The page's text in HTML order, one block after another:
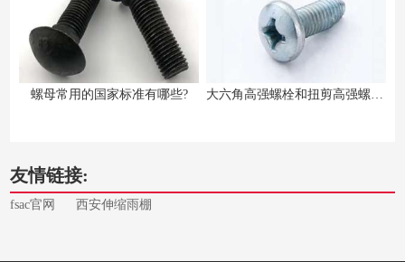
螺母常用的国家标准有哪些? 大六角高强螺栓和扭剪高强螺栓的区别
友情链接:
fsac官网 西安伸缩雨棚